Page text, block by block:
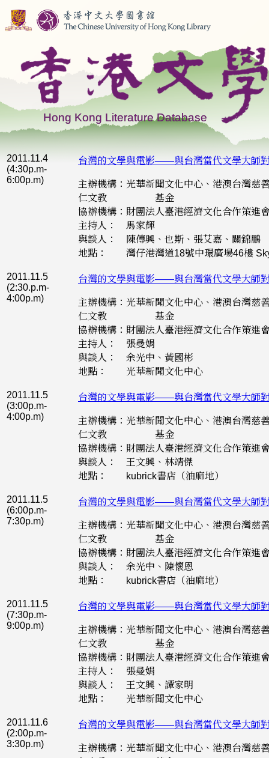
2011.11.4
(4:30p.m-
6:00p.m)
台灣的文學與電影——與台灣當代文學大師
主辦機構：光華新聞文化中心、港澳台灣慈
仁文教 基金
協辦機構：財團法人臺港經濟文化合作策進
主持人： 馬家輝
與談人： 陳傳興、也斯、張艾嘉、關錦鵬
地點： 灣仔港灣道18號中環廣場46樓
2011.11.5
(2:30.p.m-
4:00p.m)
台灣的文學與電影——與台灣當代文學大師
主辦機構：光華新聞文化中心、港澳台灣慈
仁文教 基金
協辦機構：財團法人臺港經濟文化合作策進
主持人： 張曼娟
與談人： 余光中、黃國彬
地點： 光華新聞文化中心
2011.11.5
(3:00p.m-
4:00p.m)
台灣的文學與電影——與台灣當代文學大師
主辦機構：光華新聞文化中心、港澳台灣慈
仁文教 基金
協辦機構：財團法人臺港經濟文化合作策進
與談人： 王文興、林靖傑
地點： kubrick書店（油麻地）
2011.11.5
(6:00p.m-
7:30p.m)
台灣的文學與電影——與台灣當代文學大師
主辦機構：光華新聞文化中心、港澳台灣慈
仁文教 基金
協辦機構：財團法人臺港經濟文化合作策進
與談人： 余光中、陳懷恩
地點： kubrick書店（油麻地）
2011.11.5
(7:30p.m-
9:00p.m)
台灣的文學與電影——與台灣當代文學大師
主辦機構：光華新聞文化中心、港澳台灣慈
仁文教 基金
協辦機構：財團法人臺港經濟文化合作策進
主持人： 張曼娟
與談人： 王文興、譚家明
地點： 光華新聞文化中心
2011.11.6
(2:00p.m-
3:30p.m)
台灣的文學與電影——與台灣當代文學大師
主辦機構：光華新聞文化中心、港澳台灣慈